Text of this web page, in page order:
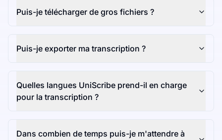
Puis-je télécharger de gros fichiers ?
Puis-je exporter ma transcription ?
Quelles langues UniScribe prend-il en charge
pour la transcription ?
Dans combien de temps puis-je m'attendre à